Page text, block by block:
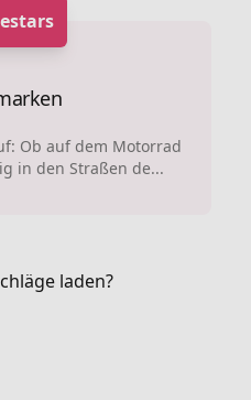
Ob auf dem Motorrad
in den Straßen de...
laden?